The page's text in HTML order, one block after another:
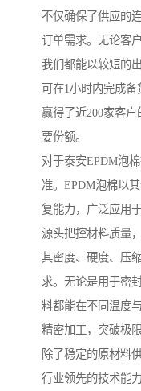
不仅确保了供应的
订单需求。无论客
我们都能以较短的
可在1小时内完成备
赢得了近200家客
要份额。
对于泰安EPDM泡
准。EPDM泡棉以
复能力，广泛应用
源头把控材料质量
其密度、硬度、压
求。无论是用于密
料都能在不同温度
精密加工，突破极
除了稳定的原材料
行业领先的技术能